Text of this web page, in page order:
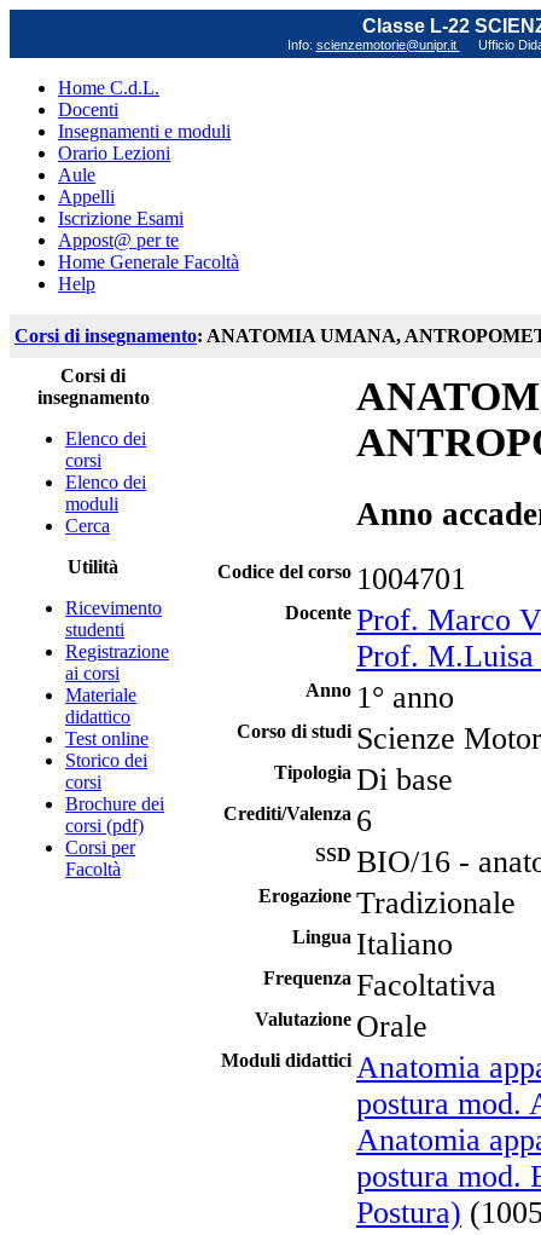
Classe L-22
Info: scienzemotorie@unipr.it Ufficio
Home C.d.L.
Docenti
Insegnamenti e moduli
Orario Lezioni
Aule
Appelli
Iscrizione Esami
Appost@ per te
Home Generale Facoltà
Help
Corsi di insegnamento: ANATOMIA UMANA,
Corsi di
insegnamento
Elenco dei
corsi
Elenco dei
moduli
Cerca
Utilità
Ricevimento
studenti
Registrazione
ai corsi
Materiale
didattico
Test online
Storico dei
corsi
Brochure dei
corsi (pdf)
Corsi per
Facoltà
Anno
Codice del corso 1004701
Docente Prof. Marco
Prof.
Anno 1° anno
Corso di studi Scienze
Tipologia Di base
Crediti/Valenza 6
SSD BIO/16 -
Erogazione Tradizionale
Lingua Italiano
Frequenza Facoltativa
Valutazione Orale
Moduli didattici Anatomia
postura mod.
Anatomia
postura mod.
Postura)